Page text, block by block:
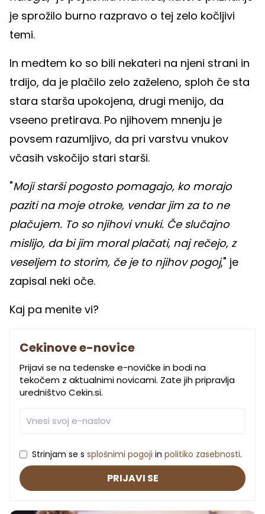
je sprožilo burno razpravo o tej zelo kočljivi
temi.
In medtem ko so bili nekateri na njeni strani in
trdijo, da je plačilo zelo zaželeno, sploh če sta
stara starša upokojena, drugi menijo, da
vseeno pretirava. Po njihovem mnenju je
povsem razumljivo, da pri varstvu vnukov
včasih vskočijo stari starši.
"Moji starši pogosto pomagajo, ko morajo
paziti na moje otroke, vendar jim za to ne
plačujem. To so njihovi vnuki. Če slučajno
mislijo, da bi jim moral plačati, naj rečejo, z
veseljem to storim, če je to njihov pogoj," je
zapisal neki oče.
Kaj pa menite vi?
Cekinove e-novice
Prijavi se na tedenske e-novičke in bodi na
tekočem z aktualnimi novicami. Zate jih pripravlja
uredništvo Cekin.si.
Strinjam se s splošnimi pogoji in politiko zasebnosti.
PRIJAVI SE